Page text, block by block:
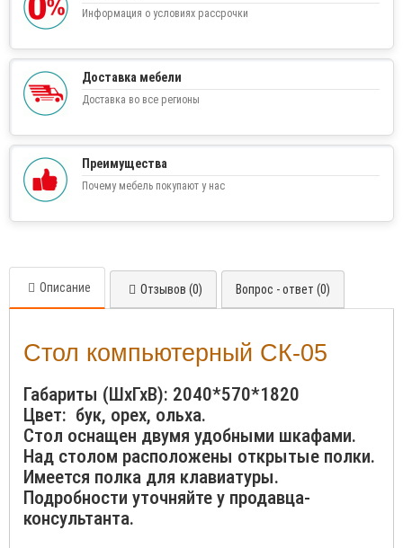
Информация о условиях рассрочки
Доставка мебели
Доставка во все регионы
Преимущества
Почему мебель покупают у нас
Описание Отзывов (0) Вопрос - ответ (0)
Стол компьютерный СК-05
Габариты (ШхГхВ): 2040*570*1820
Цвет: бук, орех, ольха.
Стол оснащен двумя удобными шкафами.
Над столом расположены открытые полки.
Имеется полка для клавиатуры.
Подробности уточняйте у продавца-
консультанта.